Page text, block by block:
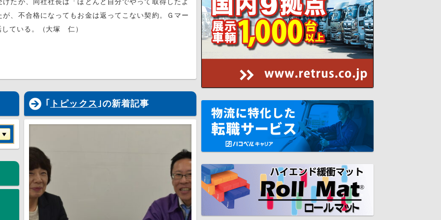
、不合格になってもお金は返ってこない契約。Ｇマー
ている。（大塚 仁）
｢ トピックス ｣の新着記事